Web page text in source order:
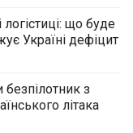
логістиці: що буде
Україні дефіцит
з
літака